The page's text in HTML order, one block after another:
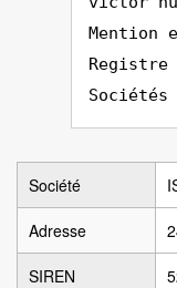
Mention
Registre
Sociétés
Société
Adresse
SIREN